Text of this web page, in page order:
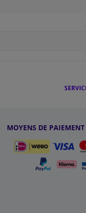
MOYENS DE PAIEMENT